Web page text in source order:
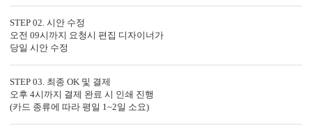
OFFSET PRINTING FOIL STAMP
STEP 02. 시안 수정
오전 09시까지 요청시 편집 디자이너가
당일 시안 수정
STEP 03. 최종 OK 및 결제
오후 4시까지 결제 완료 시 인쇄 진행
(카드 종류에 따라 평일 1~2일 소요)